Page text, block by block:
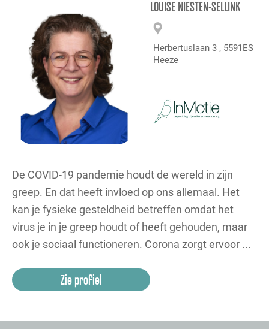
LOUISE NIESTEN-SELLINK
Herbertuslaan 3 , 5591ES
Heeze
De COVID-19 pandemie houdt de wereld in zijn
greep. En dat heeft invloed op ons allemaal. Het
kan je fysieke gesteldheid betreffen omdat het
virus je in je greep houdt of heeft gehouden, maar
ook je sociaal functioneren. Corona zorgt ervoor ...
Zie profiel